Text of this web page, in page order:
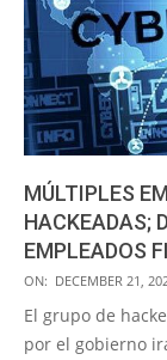
MÚLTIPLES
HACKEADAS;
EMPLEADOS
2020-
12-
21
ON: DECEMBER 21,
El grupo de
por el gobierno